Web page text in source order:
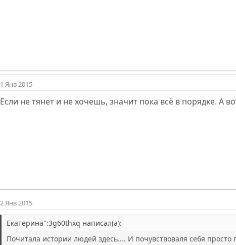
1 Янв 2015
Если не тянет и не хочешь, значит пока всё в порядке. А
2 Янв 2015
Екатерина":3g60thxq написал(а):
Почитала истории людей здесь.... И почувствоваля себя